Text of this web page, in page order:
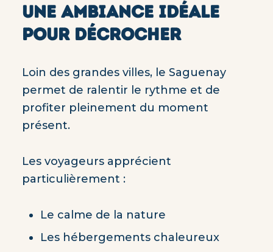
UNE AMBIANCE IDÉALE
POUR DÉCROCHER
Loin des grandes villes, le Saguenay
permet de ralentir le rythme et de
profiter pleinement du moment
présent.
Les voyageurs apprécient
particulièrement :
Le calme de la nature
Les hébergements chaleureux